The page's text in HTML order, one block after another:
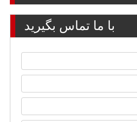
با ما تماس بگیرید